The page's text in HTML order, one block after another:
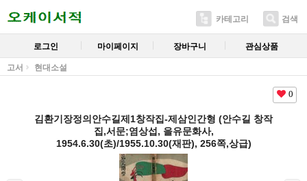
카테고리 검색
로그인 마이페이지 장바구니 관심상품
고서 현대소설
0
김환기장정의안수길제1창작집-제삼인간형 (안수길 창작
집,서문;염상섭, 을유문화사,
1954.6.30(초)/1955.10.30(재판), 256쪽,상급)